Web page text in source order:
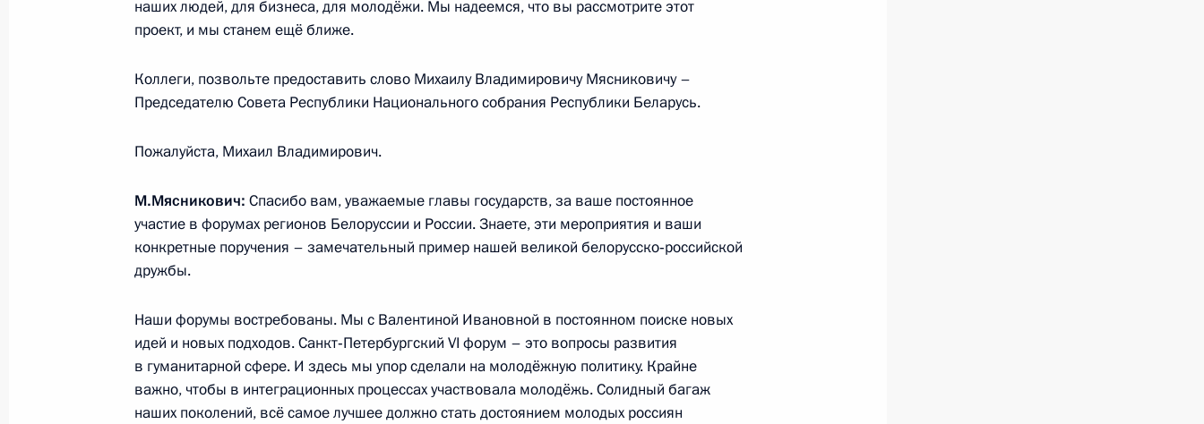
VI Форум регионов России и Белоруссии
16 июля 2019 года, вторник
16 июля 2019 года, 14:15 Москва, Кремль
15 июля 2019 года, понедельник
наших людей, для бизнеса, для молодёжи. Мы надеемся, что вы рассмотрите этот
проект, и мы станем ещё ближе.
Коллеги, позвольте предоставить слово Михаилу Владимировичу Мясниковичу –
Председателю Совета Республики Национального собрания Республики Беларусь.
Пожалуйста, Михаил Владимирович.
М.Мясникович: Спасибо вам, уважаемые главы государств, за ваше постоянное
участие в форумах регионов Белоруссии и России. Знаете, эти мероприятия и ваши
конкретные поручения – замечательный пример нашей великой белорусско‑российской
дружбы.
Наши форумы востребованы. Мы с Валентиной Ивановной в постоянном поиске новых
идей и новых подходов. Санкт‑Петербургский VI форум – это вопросы развития
в гуманитарной сфере. И здесь мы упор сделали на молодёжную политику. Крайне
важно, чтобы в интеграционных процессах участвовала молодёжь. Солидный багаж
наших поколений, всё самое лучшее должно стать достоянием молодых россиян